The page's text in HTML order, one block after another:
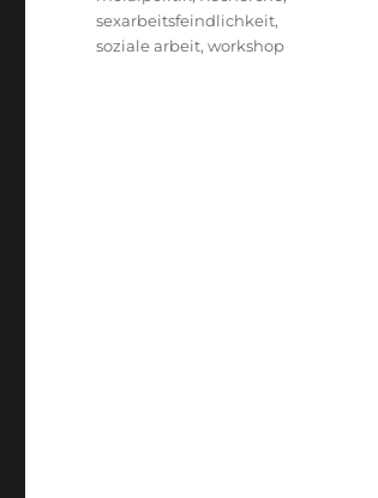
sexarbeitsfeindlichkeit,
soziale arbeit,workshop